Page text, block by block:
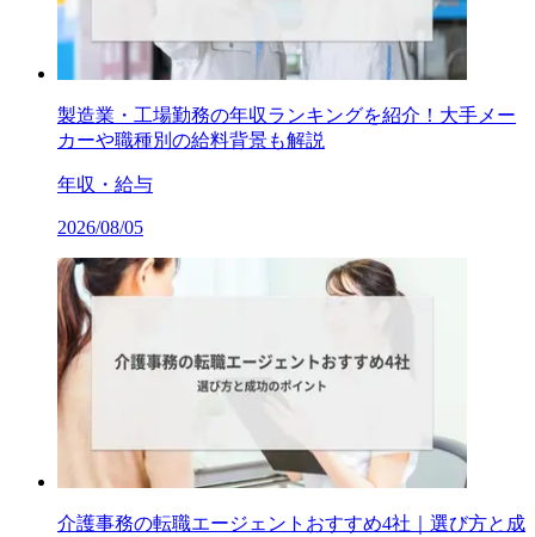
製造業・工場勤務の年収ランキングを紹介！大手メー
カーや職種別の給料背景も解説
年収・給与
2026/08/05
介護事務の転職エージェントおすすめ4社｜選び方と成